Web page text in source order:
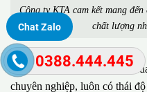
Công ty KTA cam kết mang
chất lượng
Đặc biệt, đội ngũ nhân viên
chuyên nghiệp, luôn có thái
Chat Zalo
0388.444.445